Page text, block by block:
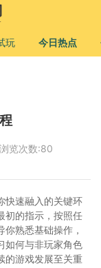
玩 今日热点
览次数:80
快速融入的关键环
初的指示，按照任
熟悉基础操作，
如何与非玩家角色
的游戏发展至关重